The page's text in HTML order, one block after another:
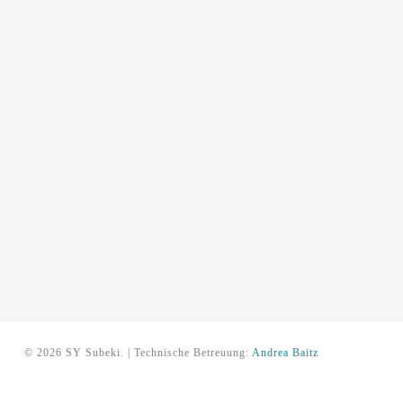
© 2026 SY Subeki. | Technische Betreuung: Andrea Baitz